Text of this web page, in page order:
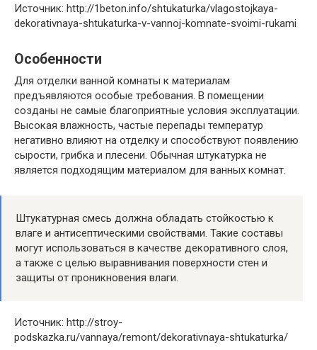
Источник: http://1beton.info/shtukaturka/vlagostojkaya-
dekorativnaya-shtukaturka-v-vannoj-komnate-svoimi-rukami
Особенности
Для отделки ванной комнаты к материалам
предъявляются особые требования. В помещении
созданы не самые благоприятные условия эксплуатации.
Высокая влажность, частые перепады температур
негативно влияют на отделку и способствуют появлению
сырости, грибка и плесени. Обычная штукатурка не
является подходящим материалом для ванных комнат.
Штукатурная смесь должна обладать стойкостью к
влаге и антисептическими свойствами. Такие составы
могут использоваться в качестве декоративного слоя,
а также с целью выравнивания поверхности стен и
защиты от проникновения влаги.
Источник: http://stroy-
podskazka.ru/vannaya/remont/dekorativnaya-shtukaturka/